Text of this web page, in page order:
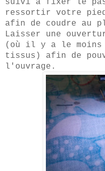
suivi à fixer le p
ressortir votre
afin de coudre au
Laisser une
(où il y a le moins
tissus ) afin de
l'ouvrage.